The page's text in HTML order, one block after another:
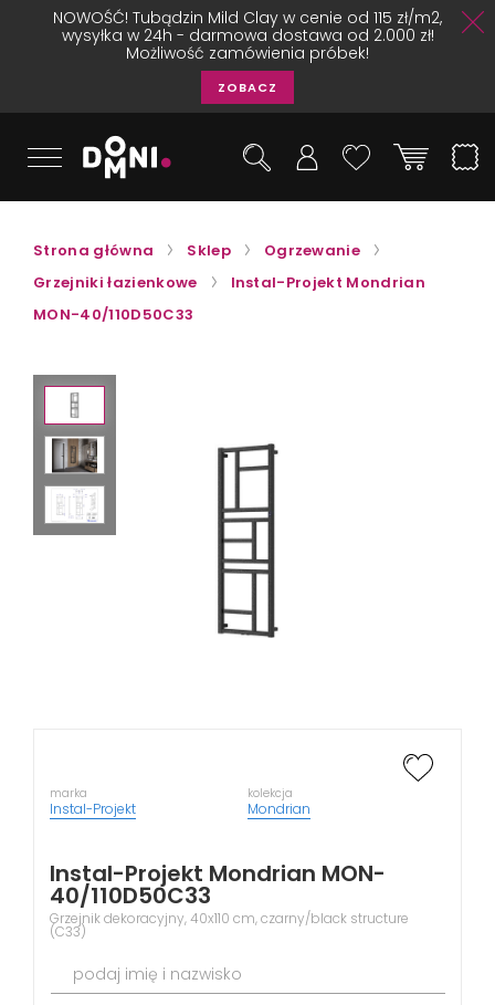
NOWOŚĆ! Tubądzin Mild Clay w cenie od 115 zł/m2,
wysyłka w 24h - darmowa dostawa od 2.000 zł!
Możliwość zamówienia próbek!
ZOBACZ
Strona główna Sklep
Ogrzewanie
Grzejniki łazienkowe
Instal-Projekt Mondrian
MON-40/110D50C33
marka
Instal-Projekt
kolekcja
Mondrian
Instal-Projekt Mondrian MON-
40/110D50C33
Grzejnik dekoracyjny, 40x110 cm, czarny/black structure
(C33)
podaj imię i nazwisko